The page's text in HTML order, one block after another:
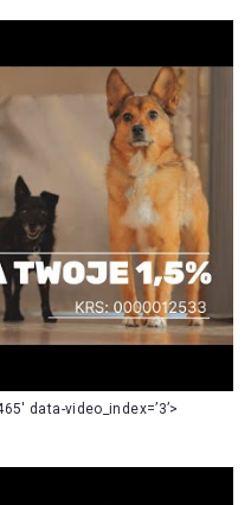
data-video_index=’3’>